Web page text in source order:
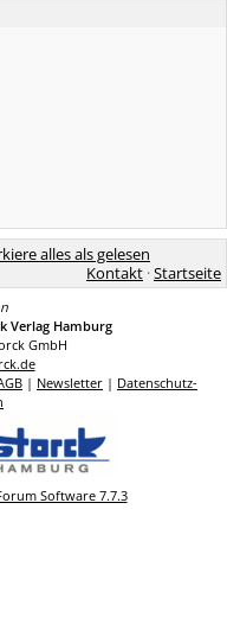
alles als gelesen
Kontakt ·Startseite
Verlag Hamburg
GmbH
| Newsletter | Datenschutz-
Software 7.7.3